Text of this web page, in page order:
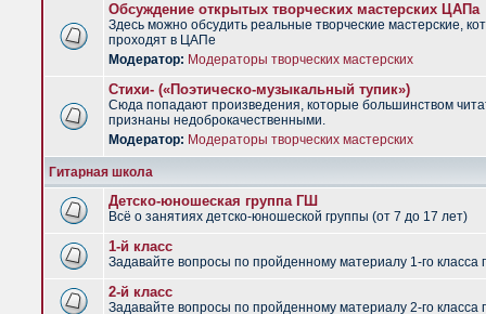
Обсуждение открытых творческих мастерских ЦАПа
Здесь можно обсудить реальные творческие мастерские,
проходят в ЦАПе
Модератор: Модераторы творческих мастерских
Стихи- («Поэтическо-музыкальный тупик»)
Сюда попадают произведения, которые большинством
признаны недоброкачественными.
Модератор: Модераторы творческих мастерских
Гитарная школа
Детско-юношеская группа ГШ
Всё о занятиях детско-юношеской группы (от 7 до 17 лет)
1-й класс
Задавайте вопросы по пройденному материалу 1-го класса
2-й класс
Задавайте вопросы по пройденному материалу 2-го класса